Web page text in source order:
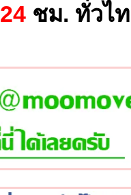
24ชม. ทั่วไ